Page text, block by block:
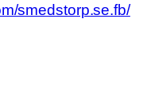
smedstorp.se.fb/